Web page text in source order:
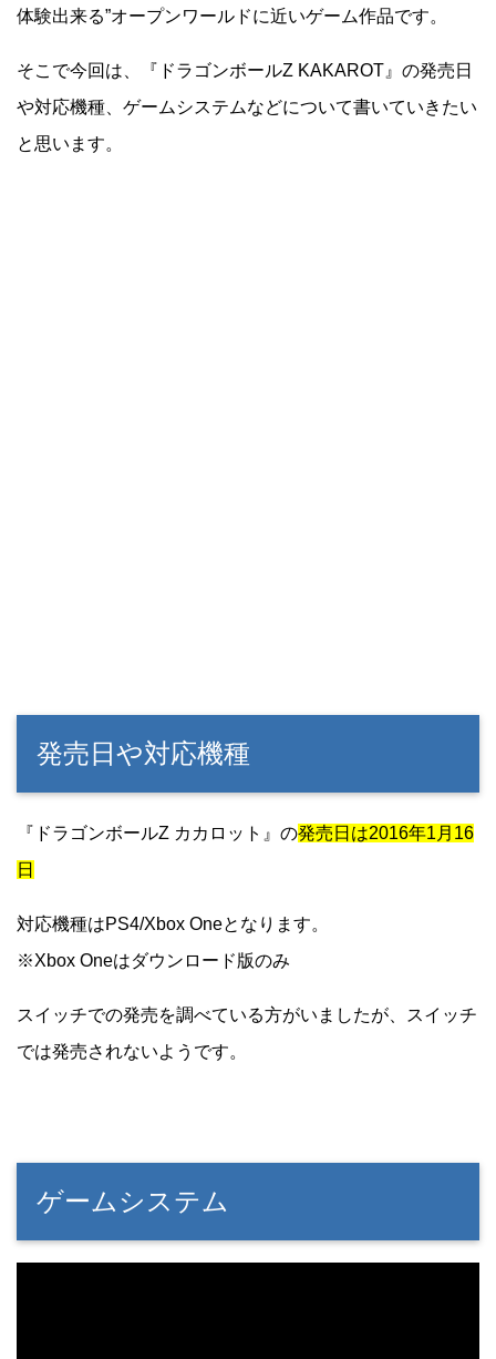
体験出来る”オープンワールドに近いゲーム作品です。
そこで今回は、『ドラゴンボールZ KAKAROT』の発売日
や対応機種、ゲームシステムなどについて書いていきたい
と思います。
発売日や対応機種
『ドラゴンボールZ カカロット』の発売日は2016年1月16
日
対応機種はPS4/Xbox Oneとなります。
※Xbox Oneはダウンロード版のみ
スイッチでの発売を調べている方がいましたが、スイッチ
では発売されないようです。
ゲームシステム